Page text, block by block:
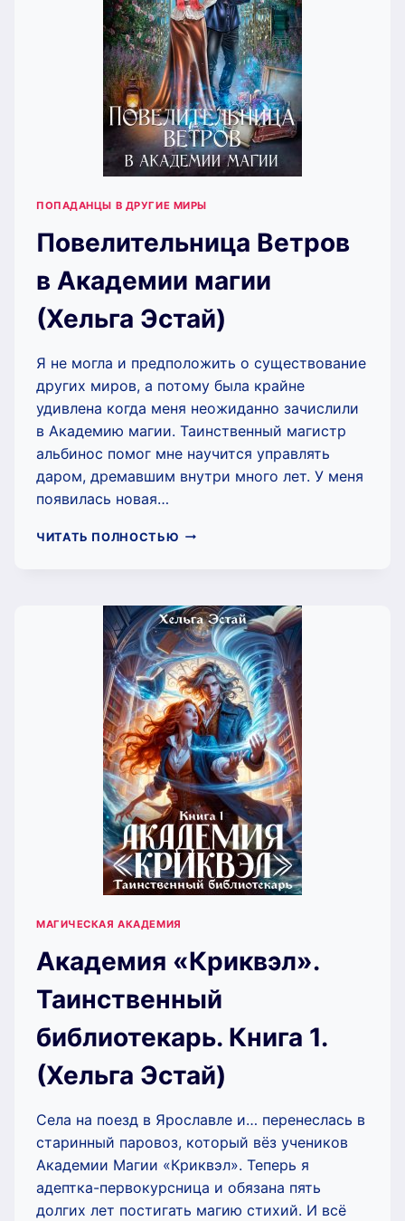
ПОПАДАНЦЫ В ДРУГИЕ МИРЫ
Повелительница Ветров
в Академии магии
(Хельга Эстай)
Я не могла и предположить о существование
других миров, а потому была крайне
удивлена когда меня неожиданно зачислили
в Академию магии. Таинственный магистр
альбинос помог мне научится управлять
даром, дремавшим внутри много лет. У меня
появилась новая…
ЧИТАТЬ ПОЛНОСТЬЮ ПОВЕЛИТЕЛЬНИЦА
МАГИИ
(ХЕЛЬГА
ЭСТАЙ)
МАГИЧЕСКАЯ АКАДЕМИЯ
Академия «Криквэл».
Таинственный
библиотекарь. Книга 1.
(Хельга Эстай)
Села на поезд в Ярославле и… перенеслась в
старинный паровоз, который вёз учеников
Академии Магии «Криквэл». Теперь я
адептка-первокурсница и обязана пять
долгих лет постигать магию стихий. И всё